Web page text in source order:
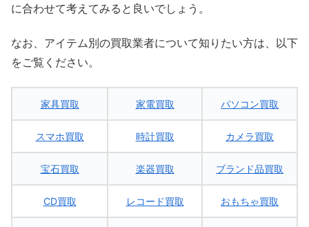
に合わせて考えてみると良いでしょう。
なお、アイテム別の買取業者について知りたい方は、以下
をご覧ください。
家具買取 家電買取 パソコン買取
スマホ買取 時計買取 カメラ買取
宝石買取 楽器買取 ブランド品買取
CD買取 レコード買取 おもちゃ買取